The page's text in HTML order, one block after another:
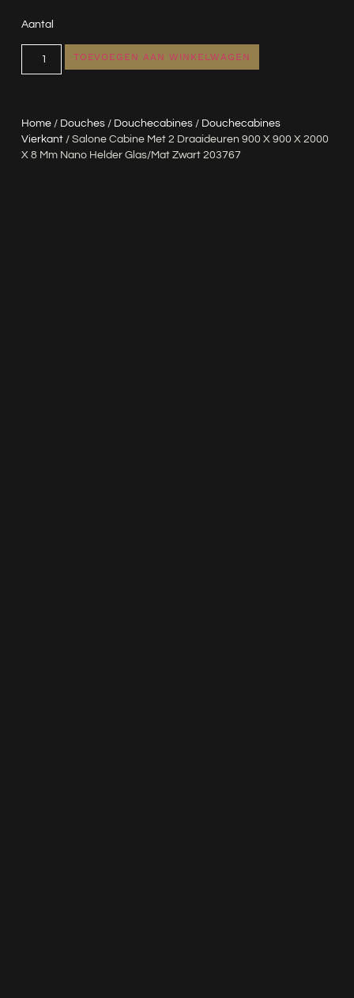
Home/ Douches/ Douchecabines/ Douchecabines
Vierkant/ Salone Cabine Met 2 Draaideuren 900 X 900 X 2000
X 8 Mm Nano Helder Glas/mat Zwart 203767
Aantal
TOEVOEGEN AAN WINKELWAGEN